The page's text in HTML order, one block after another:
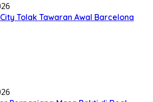
Tolak Tawaran Awal Barcelona